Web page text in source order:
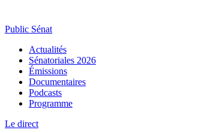
Public Sénat
Actualités
Sénatoriales 2026
Émissions
Documentaires
Podcasts
Programme
Le direct